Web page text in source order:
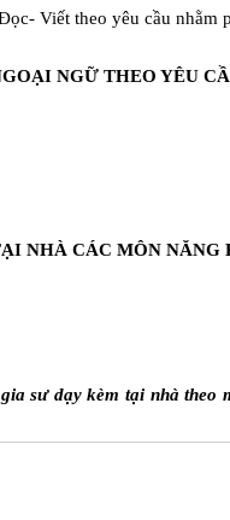
Viết theo yêu cầu nhằm
NGỮ THEO YÊU
NHÀ CÁC MÔN NĂNG
sư dạy kèm tại nhà theo